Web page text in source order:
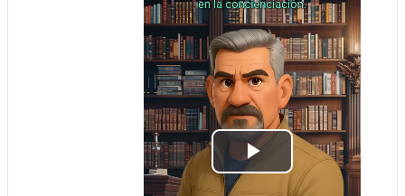
Video